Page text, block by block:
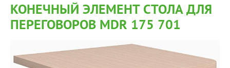
КОНЕЧНЫЙ ЭЛЕМЕНТ СТОЛА ДЛЯ
ПЕРЕГОВОРОВ MDR 175 701